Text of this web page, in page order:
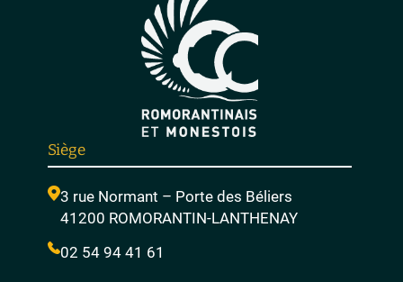
Siège
3 rue Normant – Porte des Béliers
41200 ROMORANTIN-LANTHENAY
02 54 94 41 61